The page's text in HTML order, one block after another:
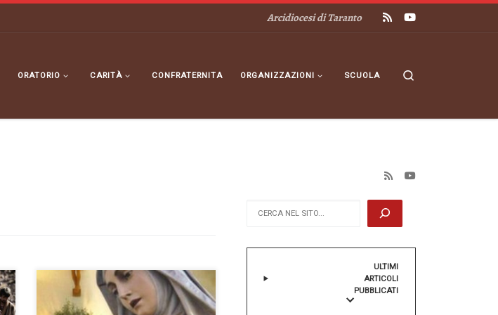
Arcidiocesi di Taranto
ORATORIO CARITÀ CONFRATERNITA ORGANIZZAZIONI SCUOLA
Domenica 17 Maggio 2026 –
Ascensione del Signore Giornata
ULTIMI
ARTICOLI
PUBBLICATI